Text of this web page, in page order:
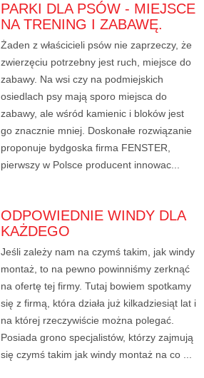
PARKI DLA PSÓW - MIEJSCE
NA TRENING I ZABAWĘ.
Żaden z właścicieli psów nie zaprzeczy, że
zwierzęciu potrzebny jest ruch, miejsce do
zabawy. Na wsi czy na podmiejskich
osiedlach psy mają sporo miejsca do
zabawy, ale wśród kamienic i bloków jest
go znacznie mniej. Doskonałe rozwiązanie
proponuje bydgoska firma FENSTER,
pierwszy w Polsce producent innowac...
ODPOWIEDNIE WINDY DLA
KAŻDEGO
Jeśli zależy nam na czymś takim, jak windy
montaż, to na pewno powinniśmy zerknąć
na ofertę tej firmy. Tutaj bowiem spotkamy
się z firmą, która działa już kilkadziesiąt lat i
na której rzeczywiście można polegać.
Posiada grono specjalistów, którzy zajmują
się czymś takim jak windy montaż na co ...